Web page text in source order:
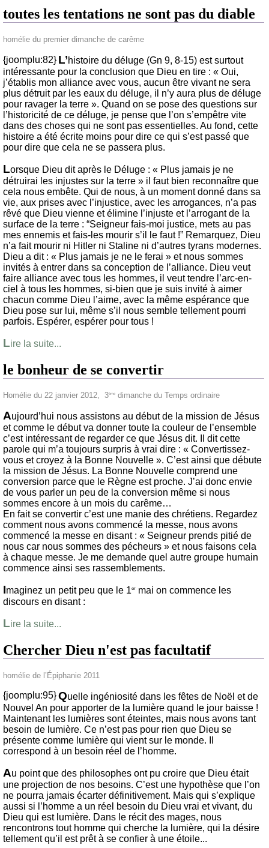
toutes les tentations ne sont pas du diable
homélie du premier dimanche de carême
{joomplu:82} L’histoire du déluge (Gn 9, 8-15) est surtout
intéressante pour la conclusion que Dieu en tire : « Oui,
j’établis mon alliance avec vous, aucun être vivant ne sera
plus détruit par les eaux du déluge, il n’y aura plus de déluge
pour ravager la terre ». Quand on se pose des questions sur
l’historicité de ce déluge, je pense que l’on s’empêtre vite
dans des choses qui ne sont pas essentielles. Au fond, cette
histoire a été écrite moins pour dire ce qui s’est passé que
pour dire que cela ne se passera plus.
Lorsque Dieu dit après le Déluge : « Plus jamais je ne
détruirai les injustes sur la terre » il faut bien reconnaître que
cela nous embête. Qui de nous, à un moment donné dans sa
vie, aux prises avec l’injustice, avec les arrogances, n’a pas
rêvé que Dieu vienne et élimine l’injuste et l’arrogant de la
surface de la terre : “Seigneur fais-moi justice, mets au pas
mes ennemis et fais-les mourir s’il le faut !” Remarquez, Dieu
n’a fait mourir ni Hitler ni Staline ni d’autres tyrans modernes.
Dieu a dit : « Plus jamais je ne le ferai » et nous sommes
invités à entrer dans sa conception de l’alliance. Dieu veut
faire alliance avec tous les hommes, il veut tendre l’arc-en-
ciel à tous les hommes, si-bien que je suis invité à aimer
chacun comme Dieu l’aime, avec la même espérance que
Dieu pose sur lui, même s’il nous semble tellement pourri
parfois. Espérer, espérer pour tous !
Lire la suite...
le bonheur de se convertir
Homélie du 22 janvier 2012, 3ème dimanche du Temps ordinaire
Aujourd’hui nous assistons au début de la mission de Jésus
et comme le début va donner toute la couleur de l’ensemble
c’est intéressant de regarder ce que Jésus dit. Il dit cette
parole qui m’a toujours surpris à vrai dire : « Convertissez-
vous et croyez à la Bonne Nouvelle ». C’est ainsi que débute
la mission de Jésus. La Bonne Nouvelle comprend une
conversion parce que le Règne est proche. J’ai donc envie
de vous parler un peu de la conversion même si nous
sommes encore à un mois du carême…
En fait se convertir c’est une manie des chrétiens. Regardez
comment nous avons commencé la messe, nous avons
commencé la messe en disant : « Seigneur prends pitié de
nous car nous sommes des pécheurs » et nous faisons cela
à chaque messe. Je me demande quel autre groupe humain
commence ainsi ses rassemblements.
Imaginez un petit peu que le 1er mai on commence les
discours en disant :
Lire la suite...
Chercher Dieu n'est pas facultatif
homélie de l’Épiphanie 2011
{joomplu:95}Quelle ingéniosité dans les fêtes de Noël et de
Nouvel An pour apporter de la lumière quand le jour baisse !
Maintenant les lumières sont éteintes, mais nous avons tant
besoin de lumière. Ce n’est pas pour rien que Dieu se
présente comme lumière qui vient sur le monde. Il
correspond à un besoin réel de l’homme.
Au point que des philosophes ont pu croire que Dieu était
une projection de nos besoins. C’est une hypothèse que l’on
ne pourra jamais écarter définitivement. Mais qui s’explique
aussi si l’homme a un réel besoin du Dieu vrai et vivant, du
Dieu qui est lumière. Dans le récit des mages, nous
rencontrons tout homme qui cherche la lumière, qui la désire
tellement qu’il est prêt à se confier à une étoile...